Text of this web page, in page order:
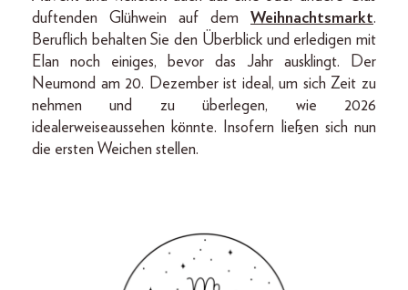
duftenden Glühwein auf dem Weihnachtsmarkt.
Beruflich behalten Sie den Überblick und erledigen mit
Elan noch einiges, bevor das Jahr ausklingt. Der
Neumond am 20. Dezember ist ideal, um sich Zeit zu
nehmen und zu überlegen, wie 2026
idealerweiseaussehen könnte. Insofern ließen sich nun
die ersten Weichen stellen.